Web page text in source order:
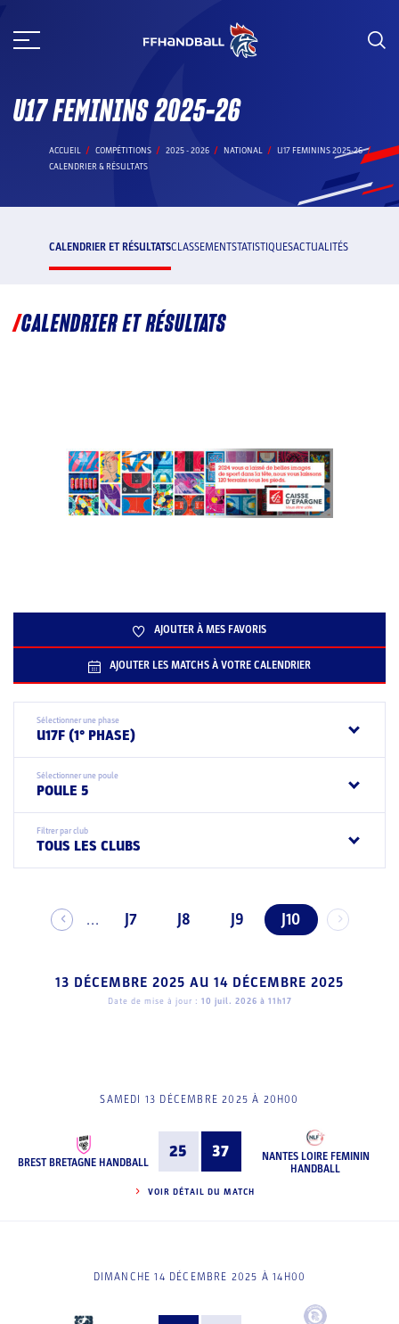
au
U17 FEMININS 2025-26
ACCUEIL COMPÉTITIONS 2025 - 2026 NATIONAL
U17 FEMININS 2025-26
CALENDRIER & RÉSULTATS
CALENDRIER ET RÉSULTATSCLASSEMENTSTATISTIQUESACTUALITÉS
CALENDRIER ET RÉSULTATS
AJOUTER À MES FAVORIS
AJOUTER LES MATCHS À VOTRE CALENDRIER
Sélectionner une phase
U17F (1° PHASE)
Sélectionner une poule
POULE 5
Filtrer par club
TOUS LES CLUBS
... J7 J8 J9 J10
13 DÉCEMBRE 2025 AU 14 DÉCEMBRE 2025
Date de mise à jour : 10 juil. 2026 à 11h17
SAMEDI 13 DÉCEMBRE 2025 À 20H00
BREST BRETAGNE HANDBALL
25 37
NANTES LOIRE FEMININ
HANDBALL
VOIR DÉTAIL DU MATCH
DIMANCHE 14 DÉCEMBRE 2025 À 14H00